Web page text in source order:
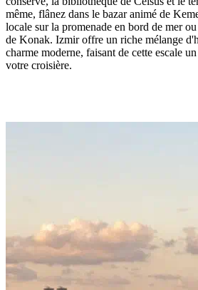
même, flânez dans le bazar animé de
locale sur la promenade en bord de mer
de Konak. Izmir offre un riche mélange
charme moderne, faisant de cette escale
votre croisière.